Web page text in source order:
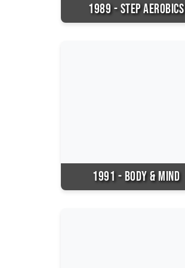
1989 - STEP AEROBICS
1991 - BODY & MIND